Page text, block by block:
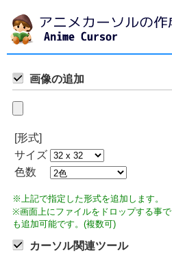
画像の追加
[形式]
サイズ
色数
※上記で指定した形式を追加します。
※画面上にファイルをドロップする事で
も追加可能です。(複数可)
カーソル関連ツール